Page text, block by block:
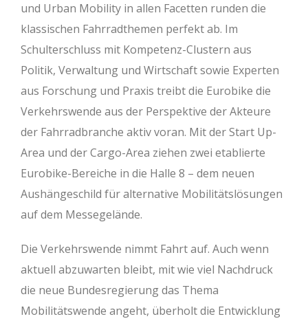
und Urban Mobility in allen Facetten runden die
klassischen Fahrradthemen perfekt ab. Im
Schulterschluss mit Kompetenz-Clustern aus
Politik, Verwaltung und Wirtschaft sowie Experten
aus Forschung und Praxis treibt die Eurobike die
Verkehrswende aus der Perspektive der Akteure
der Fahrradbranche aktiv voran. Mit der Start Up-
Area und der Cargo-Area ziehen zwei etablierte
Eurobike-Bereiche in die Halle 8 – dem neuen
Aushängeschild für alternative Mobilitätslösungen
auf dem Messegelände.
Die Verkehrswende nimmt Fahrt auf. Auch wenn
aktuell abzuwarten bleibt, mit wie viel Nachdruck
die neue Bundesregierung das Thema
Mobilitätswende angeht, überholt die Entwicklung